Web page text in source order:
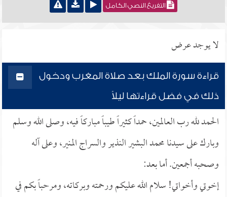
التفريغ النصي الكامل
لا يوجد عرض
قراءة سورة الملك بعد صلاة المغرب ودخول
ذلك في فضل قراءتها ليلاً
الحمد لله رب العالمين، حمداً كثيراً طيباً مباركاً فيه، وصلى الله وسلم
وبارك على سيدنا محمد البشير النذير والسراج المنير، وعلى آله
وصحبه أجمعين. أما بعد:
إخوتي وأخواتي! سلام الله عليكم ورحمته وبركاته، ومرحباً بكم في